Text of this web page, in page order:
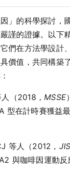
」的科學探討，
謹的證據。以下
們在方法學設計
價值，共同構築
（2018， MSSE
型在計時賽獲益
等人（2012，
與咖啡因運動反